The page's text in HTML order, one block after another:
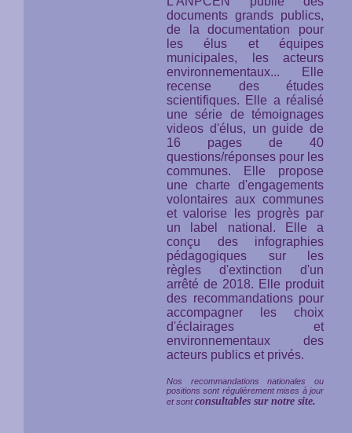
documents grands publics,
de la documentation pour
les élus et équipes
municipales, les acteurs
environnementaux... Elle
recense des études
scientifiques. Elle a réalisé
une série de témoignages
videos d'élus, un guide de
16 pages de 40
questions/réponses pour les
communes. Elle propose
une charte d'engagements
volontaires aux communes
et valorise les progrès par
un label national. Elle a
conçu des infographies
pédagogiques sur les
règles d'extinction d'un
arrêté de 2018. Elle produit
des recommandations pour
accompagner les choix
d'éclairages et
environnementaux des
acteurs publics et privés.
Nos recommandations nationales ou
positions sont régulièrement mises à jour
et sontconsultables sur notre site.